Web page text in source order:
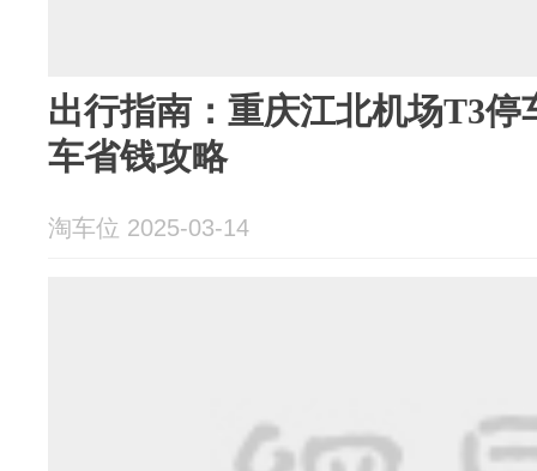
出行指南：重庆江北机场T3停
车省钱攻略
淘车位 2025-03-14